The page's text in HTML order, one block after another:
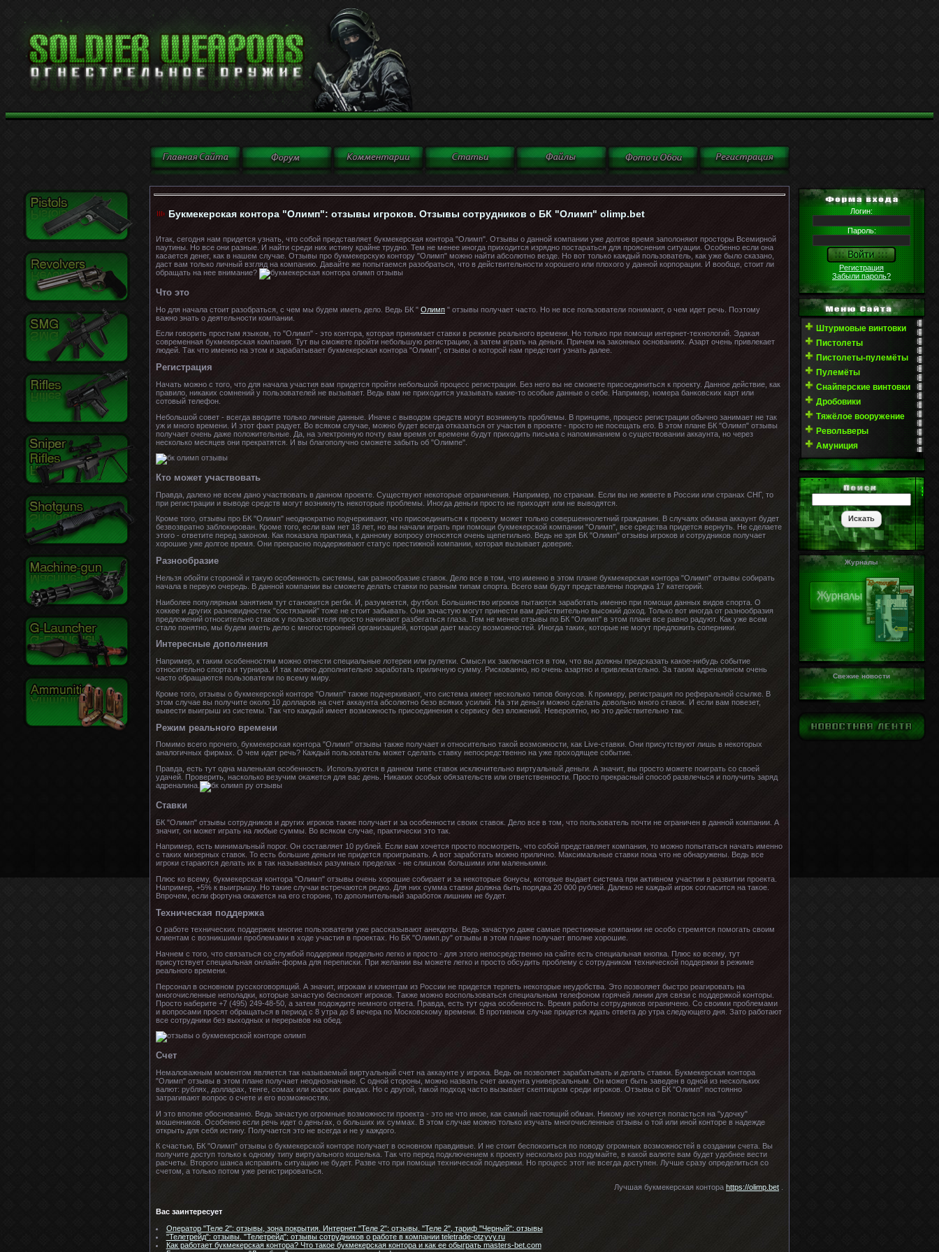
Букмекерская контора "Олимп": отзывы игроков. Отзывы сотрудников о БК "Олимп" olimp.bet
Итак, сегодня нам придется узнать, что собой представляет букмекерская контора "Олимп". Отзывы о данной компании уже долгое время заполоняют просторы Всемирной
паутины. Но все они разные. И найти среди них истину крайне трудно. Тем не менее иногда приходится изрядно постараться для прояснения ситуации. Особенно если она
касается денег, как в нашем случае. Отзывы про букмекерскую контору "Олимп" можно найти абсолютно везде. Но вот только каждый пользователь, как уже было сказано,
даст вам только личный взгляд на компанию. Давайте же попытаемся разобраться, что в действительности хорошего или плохого у данной корпорации. И вообще, стоит ли
обращать на нее внимание?
Что это
Но для начала стоит разобраться, с чем мы будем иметь дело. Ведь БК " Олимп " отзывы получает часто. Но не все пользователи понимают, о чем идет речь. Поэтому
важно знать о деятельности компании.
Если говорить простым языком, то "Олимп" - это контора, которая принимает ставки в режиме реального времени. Но только при помощи интернет-технологий. Эдакая
современная букмекерская компания. Тут вы сможете пройти небольшую регистрацию, а затем играть на деньги. Причем на законных основаниях. Азарт очень привлекает
людей. Так что именно на этом и зарабатывает букмекерская контора "Олимп", отзывы о которой нам предстоит узнать далее.
Регистрация
Начать можно с того, что для начала участия вам придется пройти небольшой процесс регистрации. Без него вы не сможете присоединиться к проекту. Данное действие, как
правило, никаких сомнений у пользователей не вызывает. Ведь вам не приходится указывать какие-то особые данные о себе. Например, номера банковских карт или
сотовый телефон.
Небольшой совет - всегда вводите только личные данные. Иначе с выводом средств могут возникнуть проблемы. В принципе, процесс регистрации обычно занимает не так
уж и много времени. И этот факт радует. Во всяком случае, можно будет всегда отказаться от участия в проекте - просто не посещать его. В этом плане БК "Олимп" отзывы
получает очень даже положительные. Да, на электронную почту вам время от времени будут приходить письма с напоминанием о существовании аккаунта, но через
несколько месяцев они прекратятся. И вы благополучно сможете забыть об "Олимпе".
Кто может участвовать
Правда, далеко не всем дано участвовать в данном проекте. Существуют некоторые ограничения. Например, по странам. Если вы не живете в России или странах СНГ, то
при регистрации и выводе средств могут возникнуть некоторые проблемы. Иногда деньги просто не приходят или не выводятся.
Кроме того, отзывы про БК "Олимп" неоднократно подчеркивают, что присоединиться к проекту может только совершеннолетний гражданин. В случаях обмана аккаунт будет
безвозвратно заблокирован. Кроме того, если вам нет 18 лет, но вы начали играть при помощи букмекерской компании "Олимп", все средства придется вернуть. Не сделаете
этого - ответите перед законом. Как показала практика, к данному вопросу относятся очень щепетильно. Ведь не зря БК "Олимп" отзывы игроков и сотрудников получает
хорошие уже долгое время. Они прекрасно поддерживают статус престижной компании, которая вызывает доверие.
Разнообразие
Нельзя обойти стороной и такую особенность системы, как разнообразие ставок. Дело все в том, что именно в этом плане букмекерская контора "Олимп" отзывы собирать
начала в первую очередь. В данной компании вы сможете делать ставки по разным типам спорта. Всего вам будут представлены порядка 17 категорий.
Наиболее популярным занятием тут становится регби. И, разумеется, футбол. Большинство игроков пытаются заработать именно при помощи данных видов спорта. О
хоккее и других разновидностях "состязаний" тоже не стоит забывать. Они зачастую могут принести вам действительно высокий доход. Только вот иногда от разнообразия
предложений относительно ставок у пользователя просто начинают разбегаться глаза. Тем не менее отзывы по БК "Олимп" в этом плане все равно радуют. Как уже всем
стало понятно, мы будем иметь дело с многосторонней организацией, которая дает массу возможностей. Иногда таких, которые не могут предложить соперники.
Интересные дополнения
Например, к таким особенностям можно отнести специальные лотереи или рулетки. Смысл их заключается в том, что вы должны предсказать какое-нибудь событие
относительно спорта и турнира. И так можно дополнительно заработать приличную сумму. Рискованно, но очень азартно и привлекательно. За таким адреналином очень
часто обращаются пользователи по всему миру.
Кроме того, отзывы о букмекерской конторе "Олимп" также подчеркивают, что система имеет несколько типов бонусов. К примеру, регистрация по реферальной ссылке. В
этом случае вы получите около 10 долларов на счет аккаунта абсолютно безо всяких усилий. На эти деньги можно сделать довольно много ставок. И если вам повезет,
вывести выигрыш из системы. Так что каждый имеет возможность присоединения к сервису без вложений. Невероятно, но это действительно так.
Режим реального времени
Помимо всего прочего, букмекерская контора "Олимп" отзывы также получает и относительно такой возможности, как Live-ставки. Они присутствуют лишь в некоторых
аналогичных фирмах. О чем идет речь? Каждый пользователь может сделать ставку непосредственно на уже проходящее событие.
Правда, есть тут одна маленькая особенность. Используются в данном типе ставок исключительно виртуальный деньги. А значит, вы просто можете поиграть со своей
удачей. Проверить, насколько везучим окажется для вас день. Никаких особых обязательств или ответственности. Просто прекрасный способ развлечься и получить заряд
адреналина.
Ставки
БК "Олимп" отзывы сотрудников и других игроков также получает и за особенности своих ставок. Дело все в том, что пользователь почти не ограничен в данной компании. А
значит, он может играть на любые суммы. Во всяком случае, практически это так.
Например, есть минимальный порог. Он составляет 10 рублей. Если вам хочется просто посмотреть, что собой представляет компания, то можно попытаться начать именно
с таких мизерных ставок. То есть большие деньги не придется проигрывать. А вот заработать можно прилично. Максимальные ставки пока что не обнаружены. Ведь все
игроки стараются делать их в так называемых разумных пределах - не слишком большими или маленькими.
Плюс ко всему, букмекерская контора "Олимп" отзывы очень хорошие собирает и за некоторые бонусы, которые выдает система при активном участии в развитии проекта.
Например, +5% к выигрышу. Но такие случаи встречаются редко. Для них сумма ставки должна быть порядка 20 000 рублей. Далеко не каждый игрок согласится на такое.
Впрочем, если фортуна окажется на его стороне, то дополнительный заработок лишним не будет.
Техническая поддержка
О работе технических поддержек многие пользователи уже рассказывают анекдоты. Ведь зачастую даже самые престижные компании не особо стремятся помогать своим
клиентам с возникшими проблемами в ходе участия в проектах. Но БК "Олимп.ру" отзывы в этом плане получает вполне хорошие.
Начнем с того, что связаться со службой поддержки предельно легко и просто - для этого непосредственно на сайте есть специальная кнопка. Плюс ко всему, тут
присутствует специальная онлайн-форма для переписки. При желании вы можете легко и просто обсудить проблему с сотрудником технической поддержки в режиме
реального времени.
Персонал в основном русскоговорящий. А значит, игрокам и клиентам из России не придется терпеть некоторые неудобства. Это позволяет быстро реагировать на
многочисленные неполадки, которые зачастую беспокоят игроков. Также можно воспользоваться специальным телефоном горячей линии для связи с поддержкой конторы.
Просто наберите +7 (495) 249-48-50, а затем подождите немного ответа. Правда, есть тут одна особенность. Время работы сотрудников ограничено. Со своими проблемами
и вопросами просят обращаться в период с 8 утра до 8 вечера по Московскому времени. В противном случае придется ждать ответа до утра следующего дня. Зато работают
все сотрудники без выходных и перерывов на обед.
Счет
Немаловажным моментом является так называемый виртуальный счет на аккаунте у игрока. Ведь он позволяет зарабатывать и делать ставки. Букмекерская контора
"Олимп" отзывы в этом плане получает неоднозначные. С одной стороны, можно назвать счет аккаунта универсальным. Он может быть заведен в одной из нескольких
валют: рублях, долларах, тенге, сомах или юарских рандах. Но с другой, такой подход часто вызывает скептицизм среди игроков. Отзывы о БК "Олимп" постоянно
затрагивают вопрос о счете и его возможностях.
И это вполне обоснованно. Ведь зачастую огромные возможности проекта - это не что иное, как самый настоящий обман. Никому не хочется попасться на "удочку"
мошенников. Особенно если речь идет о деньгах, о больших их суммах. В этом случае можно только изучать многочисленные отзывы о той или иной конторе в надежде
открыть для себя истину. Получается это не всегда и не у каждого.
К счастью, БК "Олимп" отзывы о букмекерской конторе получает в основном правдивые. И не стоит беспокоиться по поводу огромных возможностей в создании счета. Вы
получите доступ только к одному типу виртуального кошелька. Так что перед подключением к проекту несколько раз подумайте, в какой валюте вам будет удобнее вести
расчеты. Второго шанса исправить ситуацию не будет. Разве что при помощи технической поддержки. Но процесс этот не всегда доступен. Лучше сразу определиться со
счетом, а только потом уже регистрироваться.
Лучшая букмекерская контора https://olimp.bet
Вас заинтересует
Оператор "Теле 2": отзывы, зона покрытия. Интернет "Теле 2": отзывы. "Теле 2", тариф "Черный": отзывы
"Телетрейд": отзывы. "Телетрейд": отзывы сотрудников о работе в компании teletrade-otzyvy.ru
Как работает букмекерская контора? Что такое букмекерская контора и как ее обыграть masters-bet.com
Логин:
Пароль:
Регистрация
Забыли пароль?
Штурмовые винтовки
Пистолеты
Пистолеты-пулемёты
Пулемёты
Снайперские винтовки
Дробовики
Тяжёлое вооружение
Револьверы
Амуниция
Журналы
Свежие новости